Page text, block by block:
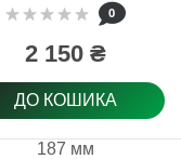
0
2 150 ₴
ДО КОШИКА
187 мм